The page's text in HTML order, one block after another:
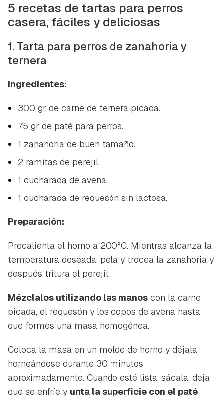
5 recetas de tartas para perros
casera, fáciles y deliciosas
1. Tarta para perros de zanahoria y
ternera
Ingredientes:
300 gr de carne de ternera picada.
75 gr de paté para perros.
1 zanahoria de buen tamaño.
2 ramitas de perejil.
1 cucharada de avena.
1 cucharada de requesón sin lactosa.
Preparación:
Precalienta el horno a 200°C. Mientras alcanza la
temperatura deseada, pela y trocea la zanahoria y
después tritura el perejil.
Mézclalos utilizando las manos con la carne
picada, el requesón y los copos de avena hasta
que formes una masa homogénea.
Coloca la masa en un molde de horno y déjala
horneándose durante 30 minutos
aproximadamente. Cuando esté lista, sácala, deja
que se enfríe y unta la superficie con el paté